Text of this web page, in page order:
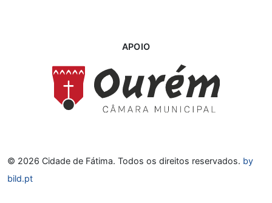
APOIO
© 2026 Cidade de Fátima. Todos os direitos reservados. by
bild.pt